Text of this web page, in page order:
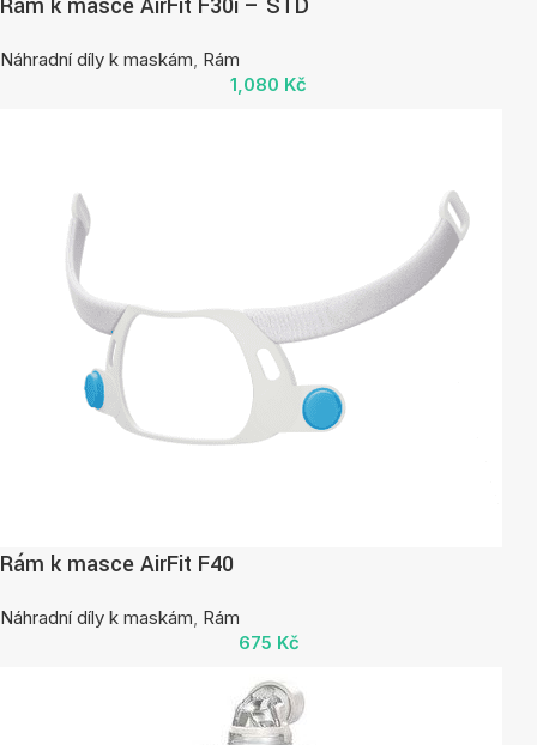
Náhradní díly k maskám, Rám
1,080 Kč
Rám k masce AirFit F40
Náhradní díly k maskám, Rám
675 Kč